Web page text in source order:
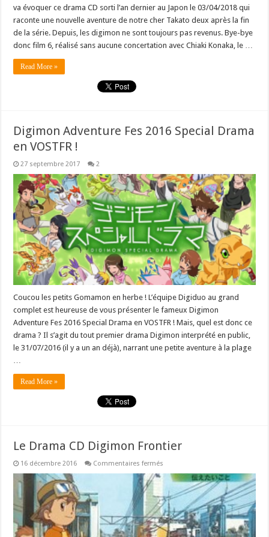
va évoquer ce drama CD sorti l’an dernier au Japon le 03/04/2018 qui
raconte une nouvelle aventure de notre cher Takato deux après la fin
de la série. Depuis, les digimon ne sont toujours pas revenus. Bye-bye
donc film 6, réalisé sans aucune concertation avec Chiaki Konaka, le …
Read More »
Digimon Adventure Fes 2016 Special Drama
en VOSTFR !
27 septembre 2017 2
Coucou les petits Gomamon en herbe ! L’équipe Digiduo au grand
complet est heureuse de vous présenter le fameux Digimon
Adventure Fes 2016 Special Drama en VOSTFR ! Mais, quel est donc ce
drama ? Il s’agit du tout premier drama Digimon interprété en public,
le 31/07/2016 (il y a un an déjà), narrant une petite aventure à la plage
…
Read More »
Le Drama CD Digimon Frontier
16 décembre 2016 Commentaires fermés
Drama
Digimon
Frontier